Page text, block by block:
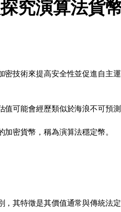
究演算法貨
技術來提高安全性並促進自主
可能會經歷類似於海浪不可預測
密貨幣，稱為演算法穩定幣。
其特徵是其價值通常與傳統法定